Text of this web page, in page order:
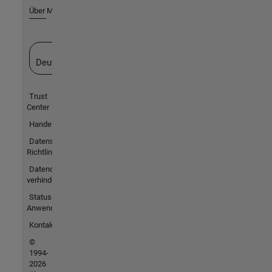
Über MathWorks
Deutschland
Trust
Center
Handelsmarken
Datenschutz-
Richtlinien
Datendiebstahl
verhindern
Status von
Anwendungen
Kontakt
©
1994-
2026